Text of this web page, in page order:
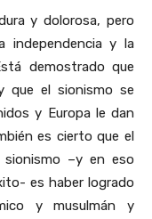
y dolorosa, pero
independencia y la
demostrado que
que el sionismo se
y Europa le dan
es cierto que el
–y en eso
es haber logrado
y musulmán y